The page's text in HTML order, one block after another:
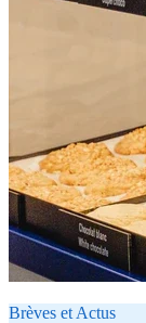
Brèves et Actus